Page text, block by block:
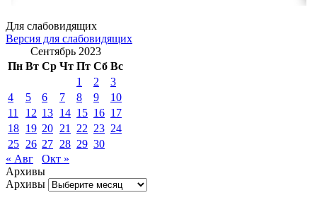
Для слабовидящих
Версия для слабовидящих
Сентябрь 2023
Пн Вт Ср Чт Пт Сб Вс
1
2
3
4
5 6 7 8 9
10
11
12 13 14 15 16 17
18 19 20 21 22 23 24
25 26 27 28 29 30
« Авг
Окт »
Архивы
Архивы